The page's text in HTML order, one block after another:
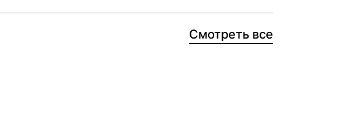
Смотреть все